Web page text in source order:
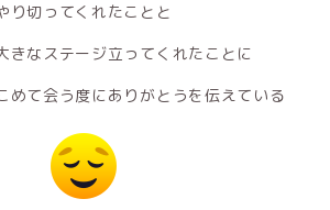
り切ってくれたことと
きなステージ立ってくれたことに
めて会う度にありがとうを伝えている